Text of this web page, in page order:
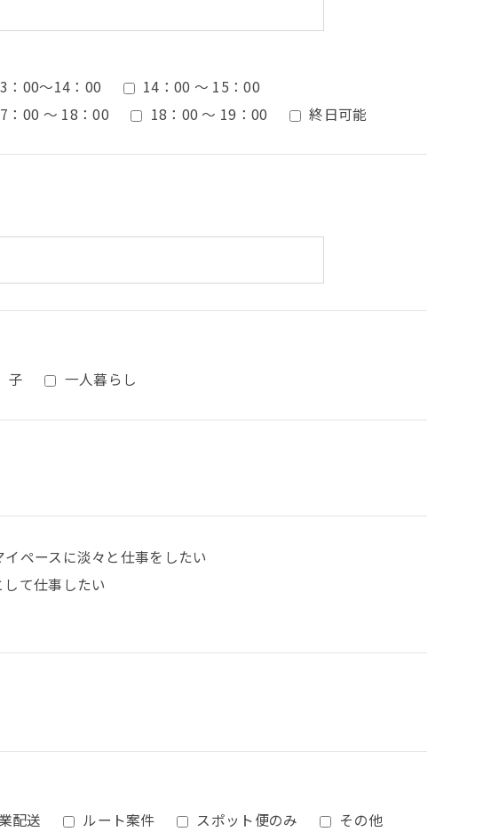
：00〜14：00
14：00 ～ 15：00
：00 ～ 18：00 18：00 ～ 19：00 終日可能
子 一人暮らし
イペースに淡々と仕事をしたい
て仕事したい
配送 ルート案件 スポット便のみ その他